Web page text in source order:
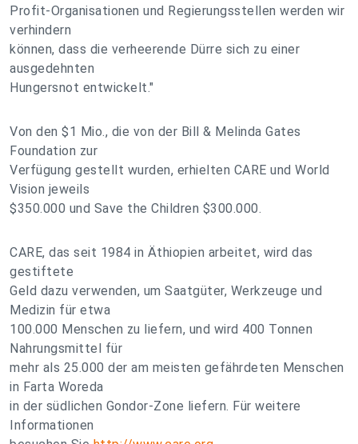
Profit-Organisationen und Regierungsstellen werden wir
verhindern
können, dass die verheerende Dürre sich zu einer
ausgedehnten
Hungersnot entwickelt."
Von den $1 Mio., die von der Bill & Melinda Gates
Foundation zur
Verfügung gestellt wurden, erhielten CARE und World
Vision jeweils
$350.000 und Save the Children $300.000.
CARE, das seit 1984 in Äthiopien arbeitet, wird das
gestiftete
Geld dazu verwenden, um Saatgüter, Werkzeuge und
Medizin für etwa
100.000 Menschen zu liefern, und wird 400 Tonnen
Nahrungsmittel für
mehr als 25.000 der am meisten gefährdeten Menschen
in Farta Woreda
in der südlichen Gondor-Zone liefern. Für weitere
Informationen